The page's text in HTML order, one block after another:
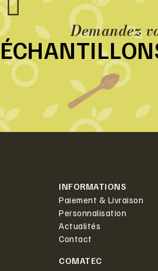
Demandez
INFORMATIONS
Paiement & Livraison
Personnalisation
Actualités
Contact
COMATEC